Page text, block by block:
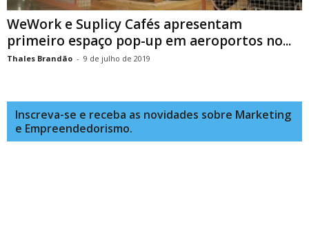
WeWork e Suplicy Cafés apresentam
primeiro espaço pop-up em aeroportos no...
Thales Brandão - 9 de julho de 2019
Inscreva-se e receba as novidades sobre Marketing
e Empreendedorismo.